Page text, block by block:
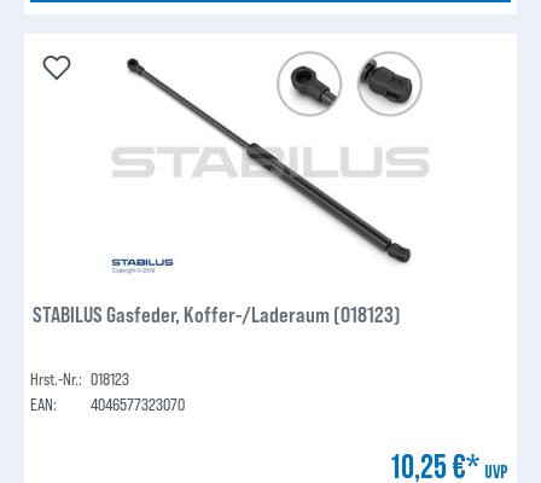
STABILUS Gasfeder, Koffer-/Laderaum (018123)
Hrst.-Nr.: 018123
EAN:
4046577323070
10,25 €* UVP